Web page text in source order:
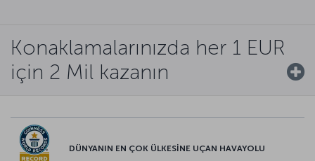
Konaklamalarınızda her 1 EUR
için 2 Mil kazanın
DÜNYANIN EN ÇOK ÜLKESİNE UÇAN HAVAYOLU